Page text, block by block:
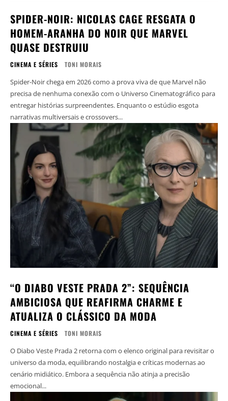
SPIDER-NOIR: NICOLAS CAGE RESGATA O
HOMEM-ARANHA DO NOIR QUE MARVEL
QUASE DESTRUIU
CINEMA E SÉRIES TONI MORAIS
Spider-Noir chega em 2026 como a prova viva de que Marvel não
precisa de nenhuma conexão com o Universo Cinematográfico para
entregar histórias surpreendentes. Enquanto o estúdio esgota
narrativas multiversais e crossovers...
“O DIABO VESTE PRADA 2”: SEQUÊNCIA
AMBICIOSA QUE REAFIRMA CHARME E
ATUALIZA O CLÁSSICO DA MODA
CINEMA E SÉRIES TONI MORAIS
O Diabo Veste Prada 2 retorna com o elenco original para revisitar o
universo da moda, equilibrando nostalgia e críticas modernas ao
cenário midiático. Embora a sequência não atinja a precisão
emocional...